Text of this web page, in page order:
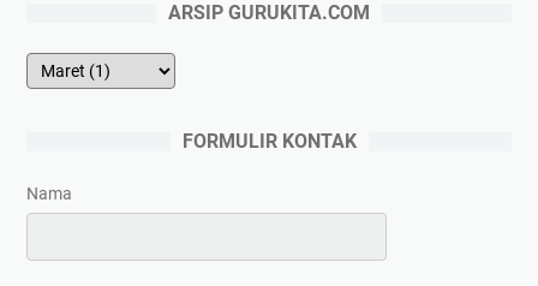
ARSIP GURUKITA.COM
FORMULIR KONTAK
Nama